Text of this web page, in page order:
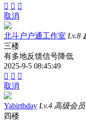
  
取消
北斗户户通工作室 Lv.8
三楼
有多地反馈信号降低
2025-9-5 08:45:49
  
取消
Yabirthday Lv.4 高级会员
四楼